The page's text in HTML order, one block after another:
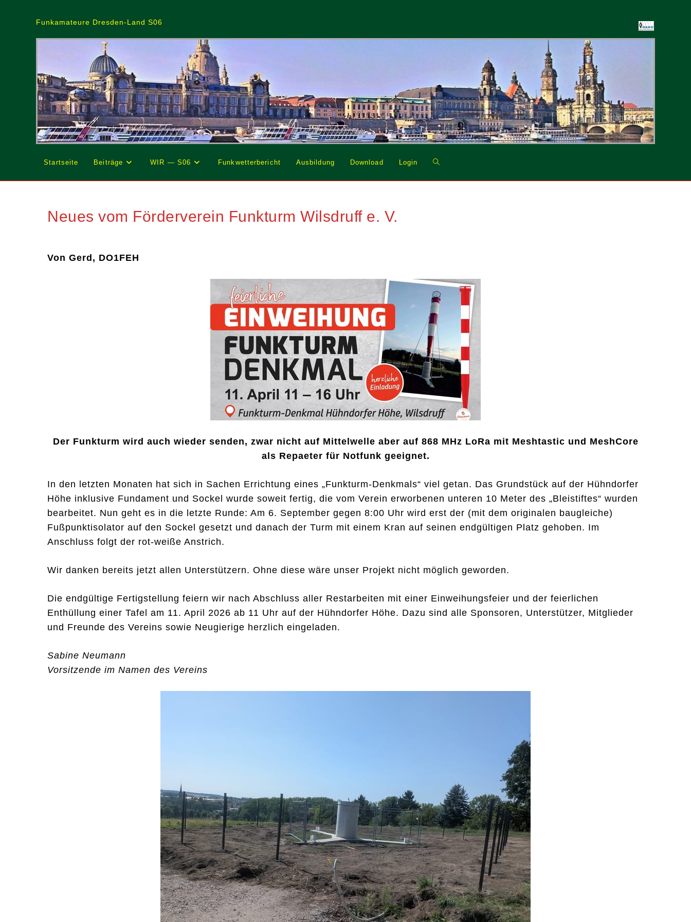
Funkamateure Dresden-Land S06
Startseite Beiträge WIR — S06 Funkwetterbericht Ausbildung Download Login Website-
Suche
Neues vom Förderverein Funkturm Wilsdruff e. V.
Von Gerd, DO1FEH
Der Funkturm wird auch wieder senden, zwar nicht auf Mittelwelle aber auf 868 MHz LoRa mit Meshtastic und MeshCore
als Repaeter für Notfunk geeignet.
In den letzten Monaten hat sich in Sachen Errichtung eines „Funkturm-Denkmals“ viel getan. Das Grundstück auf der Hühndorfer
Höhe inklusive Fundament und Sockel wurde soweit fertig, die vom Verein erworbenen unteren 10 Meter des „Bleistiftes“ wurden
bearbeitet. Nun geht es in die letzte Runde: Am 6. September gegen 8:00 Uhr wird erst der (mit dem originalen baugleiche)
Fußpunktisolator auf den Sockel gesetzt und danach der Turm mit einem Kran auf seinen endgültigen Platz gehoben. Im
Anschluss folgt der rot-weiße Anstrich.
Wir danken bereits jetzt allen Unterstützern. Ohne diese wäre unser Projekt nicht möglich geworden.
Die endgültige Fertigstellung feiern wir nach Abschluss aller Restarbeiten mit einer Einweihungsfeier und der feierlichen
Enthüllung einer Tafel am 11. April 2026 ab 11 Uhr auf der Hühndorfer Höhe. Dazu sind alle Sponsoren, Unterstützer, Mitglieder
und Freunde des Vereins sowie Neugierige herzlich eingeladen.
Sabine Neumann
Vorsitzende im Namen des Vereins